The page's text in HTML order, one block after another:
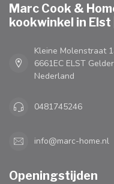
Marc Cook &
kookwinkel in Elst |
Kleine Molenstraat
6661EC ELST
Nederland
0481745246
info@marc-home.nl
Openingstijden